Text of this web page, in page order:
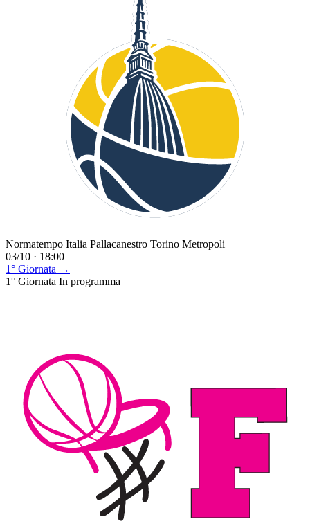
Normatempo Italia Pallacanestro Torino Metropoli
03/10 · 18:00
1° Giornata →
1° Giornata In programma